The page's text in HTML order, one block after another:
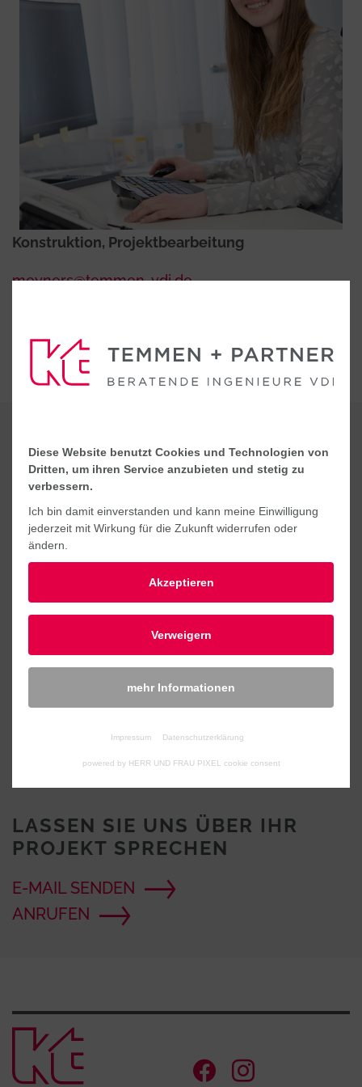
Konstruktion, Projektbearbeitung
meyners@temmen-vdi.de
LASSEN SIE UNS ÜBER IHR
PROJEKT SPRECHEN
E-MAIL SENDEN
ANRUFEN
Zur Facebook
Diese Website benutzt Cookies und Technologien von
Dritten, um ihren Service anzubieten und stetig zu
verbessern.
Ich bin damit einverstanden und kann meine Einwilligung
jederzeit mit Wirkung für die Zukunft widerrufen oder
ändern.
Akzeptieren
Verweigern
mehr Informationen
Impressum Datenschutzerklärung
powered by HERR UND FRAU PIXEL cookie consent